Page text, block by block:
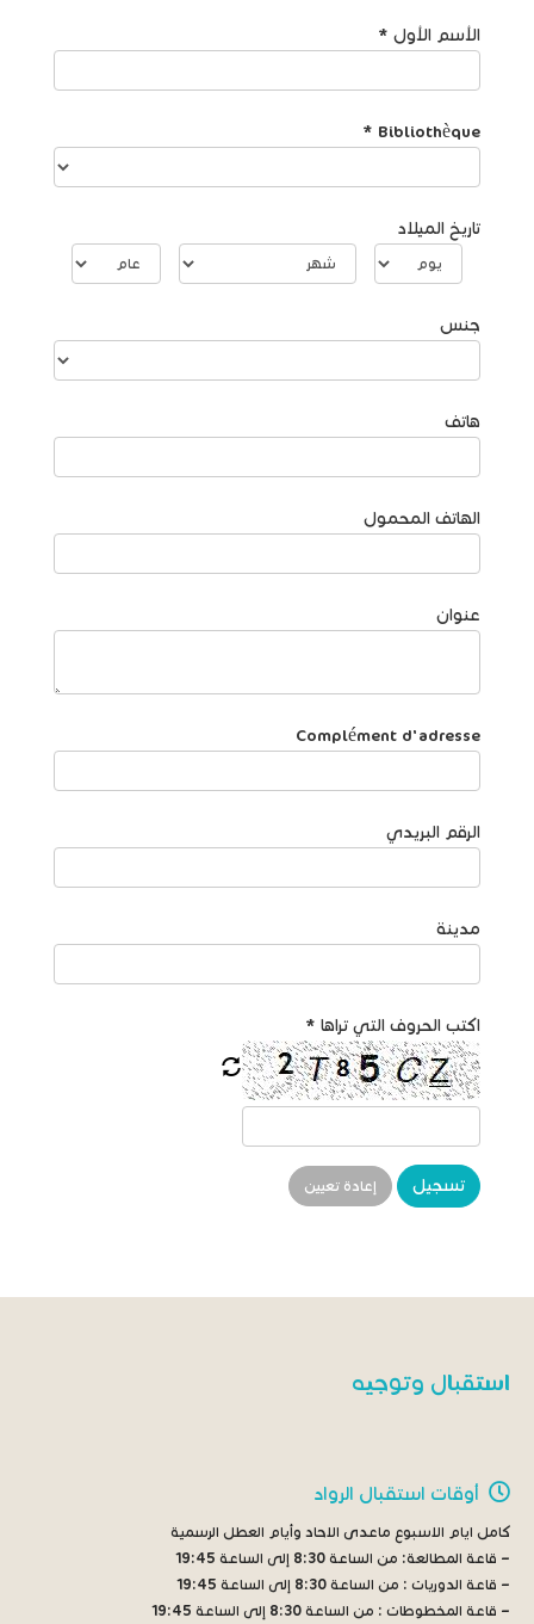
الأسم الأول *
Bibliothèque
*
تاريخ الميلاد
يوم
شهر عام
جنس
هاتف
الهاتف المحمول
عنوان
Complément d'adresse
الرقم البريدي
مدينة
اكتب الحروف التي تراها *
تسجيل إعادة تعيين
استقبال وتوجيه
أوقات استقبال الرواد
كامل ايام الاسبوع ماعدى الاحاد وأيام العطل الرسمية
– قاعة المطالعة: من الساعة 8:30 إلى الساعة 19:45
– قاعة الدوريات : من الساعة 8:30 إلى الساعة 19:45
– قاعة المخطوطات : من الساعة 8:30 إلى الساعة 19:45